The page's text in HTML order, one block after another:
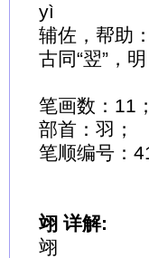
yì
辅佐，帮助
古同“翌”，明
笔画数：11；
部首：羽；
笔顺编号：
翊 详解:
翊